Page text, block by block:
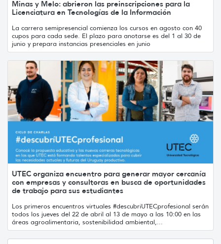
Minas y Melo: abrieron las preinscripciones para la
Licenciatura en Tecnologías de la Información
La carrera semipresencial comienza los cursos en agosto con 40
cupos para cada sede. El plazo para anotarse es del 1 al 30 de
junio y prepara instancias presenciales en junio
UTEC organiza encuentro para generar mayor cercanía
con empresas y consultoras en busca de oportunidades
de trabajo para sus estudiantes
Los primeros encuentros virtuales #descubriUTECprofesional serán
todos los jueves del 22 de abril al 13 de mayo a las 10:00 en las
áreas agroalimentaria, sostenibilidad ambiental,...